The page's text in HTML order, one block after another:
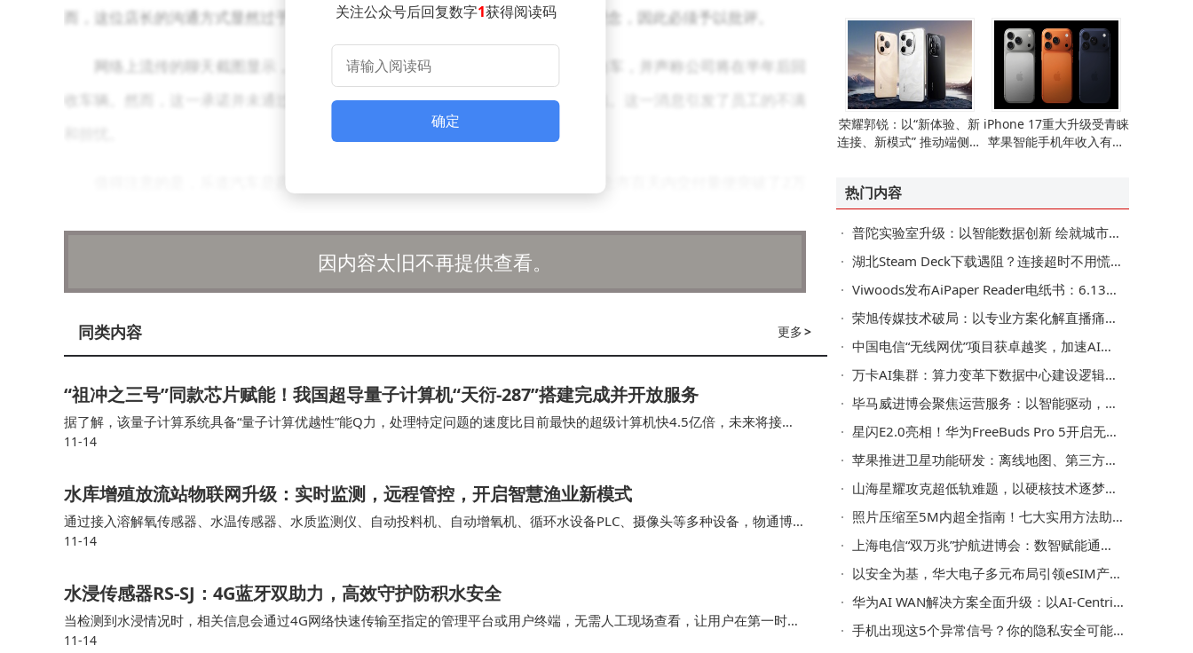
而，这位店长的沟通方式显然过于生硬，不符合公司一贯倡导的以人为本的管理理念，因此必须予以批评。
网络上流传的聊天截图显示，有员工反映乐道汽车强制要求每名销售自购一台车，并声称公司将在半年后回
收车辆。然而，这一承诺并未通过任何合同或协议进行明确，仅是公司单方面提出。这一消息引发了员工的不满
划在2025年3月实现每月交付2万台乐道汽车的目标。
面对此次事件，乐道汽车表示将进一步加强内部管理，确保员工权益得到保障。同时，公司也将继续秉承以
人为本的管理理念，为员工提供更加优质的工作环境和发展机会。
关注公众号后回复数字1获得阅读码
确定
因内容太旧不再提供查看。
更多>
同类内容
“祖冲之三号”同款芯片赋能！我国超导量子计算机“天衍-287”搭建完成并开放服务
据了解，该量子计算系统具备“量子计算优越性”能Q力，处理特定问题的速度比目前最快的超级计算机快4.5亿倍，未来将接
入“天衍”量子计算云平台并首次面向全球开放应用服务，这也将是我国首个具备“量子计算优越性”的量…
11-14
水库增殖放流站物联网升级：实时监测，远程管控，开启智慧渔业新模式
通过接入溶解氧传感器、水温传感器、水质监测仪、自动投料机、自动增氧机、循环水设备PLC、摄像头等多种设备，物通博联
智能数采网关能够实时采集各个鱼池的水质、溶解氧、水温以及投料、增氧、循环水等设备状态，通过5…
11-14
水浸传感器RS-SJ：4G蓝牙双助力，高效守护防积水安全
当检测到水浸情况时，相关信息会通过4G网络快速传输至指定的管理平台或用户终端，无需人工现场查看，让用户在第一时间
知晓积水隐患，为及时采取排水、设备转移等应对措施争取时间，避免积水造成更大损失。 水浸传感器凭借…
11-14
荣耀郭锐：以“新体验、新
连接、新模式” 推动端侧AI
iPhone 17重大升级受青睐
苹果智能手机年收入有望
热门内容
普陀实验室升级：以智能数据创新 绘就城市治理新图景
湖北Steam Deck下载遇阻？连接超时不用慌，这些方法助你畅享游戏
Viwoods发布AiPaper Reader电纸书：6.13英寸墨水屏搭载AI阅读互动功能
荣旭传媒技术破局：以专业方案化解直播痛点，成就高性价比之选
中国电信“无线网优”项目获卓越奖，加速AI核心场景规模化应用
万卡AI集群：算力变革下数据中心建设逻辑、系统瓶颈与交付模式之变
毕马威进博会聚焦运营服务：以智能驱动，助企业迈向可持续增长新路
星闪E2.0亮相！华为FreeBuds Pro 5开启无线音频新篇
苹果推进卫星功能研发：离线地图、第三方接入等拓展iPhone新可能
山海星耀攻克超低轨难题，以硬核技术逐梦空天新蓝海
照片压缩至5M内超全指南！七大实用方法助你轻松搞定分享难题
上海电信“双万兆”护航进博会：数智赋能通信保障，服务跨越语言距离
以安全为基，华大电子多元布局引领eSIM产业迈向新高度
华为AI WAN解决方案全面升级：以AI-Centric助力运营商迈向Net5.5G R2智能新阶段
手机出现这5个异常信号？你的隐私安全可能受威胁，速查应对措施